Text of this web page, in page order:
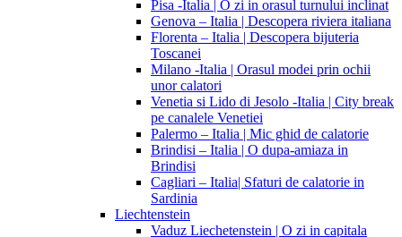
Pisa -Italia | O zi in orasul turnului inclinat
Genova – Italia | Descopera riviera italiana
Florenta – Italia | Descopera bijuteria
Toscanei
Milano -Italia | Orasul modei prin ochii
unor calatori
Venetia si Lido di Jesolo -Italia | City break
pe canalele Venetiei
Palermo – Italia | Mic ghid de calatorie
Brindisi – Italia | O dupa-amiaza in
Brindisi
Cagliari – Italia| Sfaturi de calatorie in
Sardinia
Liechtenstein
Vaduz Liechetenstein | O zi in capitala